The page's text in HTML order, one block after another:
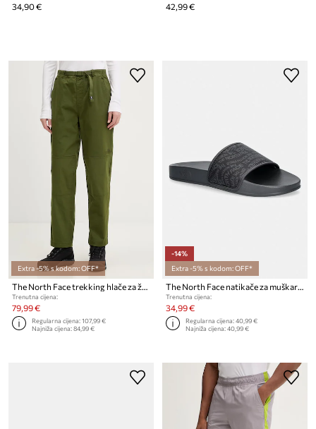
34,90 € 42,99 €
Extra -5% s kodom: OFF*
The North Face trekking hlače za žene s pamukom BETA UTILITY BELTED
Trenutna cijena:
79,99 €
Regularna cijena:107,99 €
Najniža cijena:84,99 €
-14%
Extra -5% s kodom: OFF*
The North Face natikače za muškarce Base Camp Slide III
Trenutna cijena:
34,99 €
Regularna cijena:40,99 €
Najniža cijena:40,99 €